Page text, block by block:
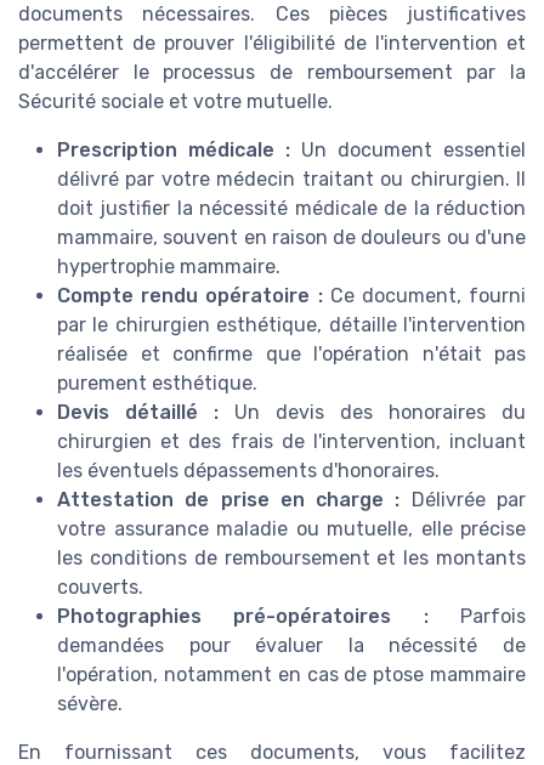
documents nécessaires. Ces pièces justificatives
permettent de prouver l'éligibilité de l'intervention et
d'accélérer le processus de remboursement par la
Sécurité sociale et votre mutuelle.
Prescription médicale : Un document essentiel
délivré par votre médecin traitant ou chirurgien. Il
doit justifier la nécessité médicale de la réduction
mammaire, souvent en raison de douleurs ou d'une
hypertrophie mammaire.
Compte rendu opératoire :Ce document, fourni
par le chirurgien esthétique, détaille l'intervention
réalisée et confirme que l'opération n'était pas
purement esthétique.
Devis détaillé : Un devis des honoraires du
chirurgien et des frais de l'intervention, incluant
les éventuels dépassements d'honoraires.
Attestation de prise en charge : Délivrée par
votre assurance maladie ou mutuelle, elle précise
les conditions de remboursement et les montants
couverts.
Photographies pré-opératoires :Parfois
demandées pour évaluer la nécessité de
l'opération, notamment en cas de ptose mammaire
sévère.
En fournissant ces documents, vous facilitez